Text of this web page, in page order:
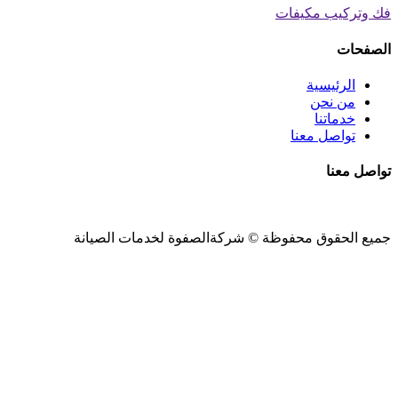
فك وتركيب مكيفات
الصفحات
الرئيسية
من نحن
خدماتنا
تواصل معنا
تواصل معنا
جميع الحقوق محفوظة © شركةالصفوة لخدمات الصيانة